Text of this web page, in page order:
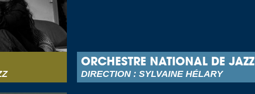
ORCHESTRE NATIONAL DE JAZZ
DIRECTION : SYLVAINE HÉLARY